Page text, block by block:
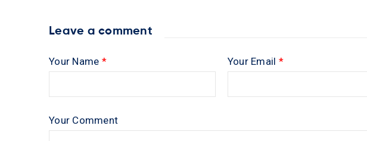
Leave a comment
Your Name * Your Email *
Your Comment